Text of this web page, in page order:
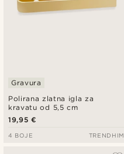
Polirana zlatna igla za
kravatu od 5,5 cm
Gravura
19,95 €
4 BOJE TRENDHIM